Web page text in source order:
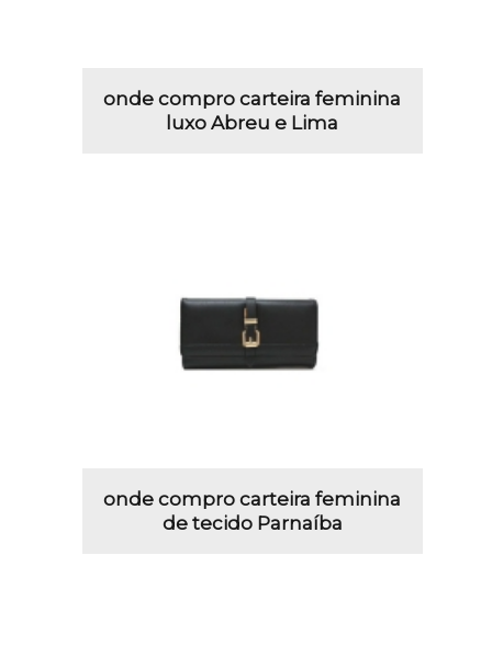
onde compro carteira feminina
luxo Abreu e Lima
onde compro carteira feminina
de tecido Parnaíba